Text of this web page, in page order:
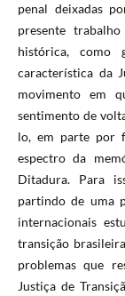
penal deixadas
presente
histórica, como
característica da
movimento em
sentimento de
lo, em parte por
espectro da
Ditadura. Para
partindo de uma
internacionais
transição
problemas que
Justiça de